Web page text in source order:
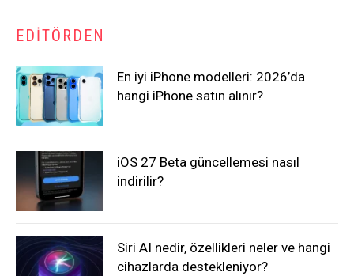
EDITÖRDEN
En iyi iPhone modelleri: 2026’da
hangi iPhone satın alınır?
iOS 27 Beta güncellemesi nasıl
indirilir?
Siri AI nedir, özellikleri neler ve hangi
cihazlarda destekleniyor?